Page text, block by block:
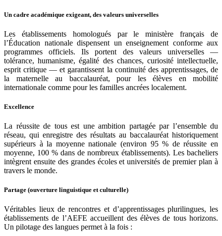
Un cadre académique exigeant, des valeurs universelles
Les établissements homologués par le ministère français de
l’Éducation nationale dispensent un enseignement conforme aux
programmes officiels. Ils portent des valeurs universelles —
tolérance, humanisme, égalité des chances, curiosité intellectuelle,
esprit critique — et garantissent la continuité des apprentissages, de
la maternelle au baccalauréat, pour les élèves en mobilité
internationale comme pour les familles ancrées localement.
Excellence
La réussite de tous est une ambition partagée par l’ensemble du
réseau, qui enregistre des résultats au baccalauréat historiquement
supérieurs à la moyenne nationale (environ 95 % de réussite en
moyenne, 100 % dans de nombreux établissements). Les bacheliers
intègrent ensuite des grandes écoles et universités de premier plan à
travers le monde.
Partage (ouverture linguistique et culturelle)
Véritables lieux de rencontres et d’apprentissages plurilingues, les
établissements de l’AEFE accueillent des élèves de tous horizons.
Un pilotage des langues permet à la fois :